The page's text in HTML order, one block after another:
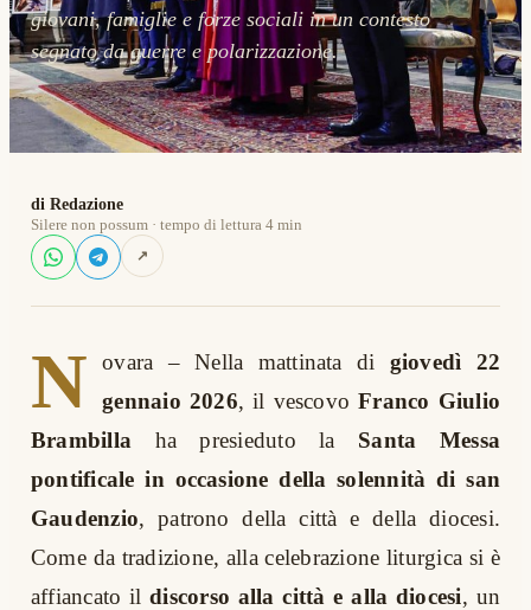
giovani, famiglie e forze sociali in un contesto
segnato da guerre e polarizzazione.
di Redazione
Silere non possum · tempo di lettura 4 min
↗
N ovara – Nella mattinata di giovedì 22
gennaio 2026, il vescovoFranco Giulio
Brambilla ha presieduto la Santa
Messa
pontificale in occasione della solennità di san
Gaudenzio, patrono della città e della diocesi.
Come da tradizione, alla celebrazione liturgica si è
affiancato ildiscorso alla città e alla diocesi, un